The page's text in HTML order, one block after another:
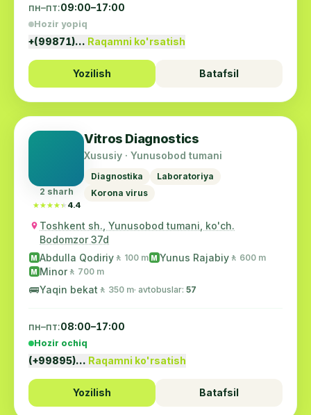
пн–пт:09:00–17:00
Hozir yopiq
+(99871)… Raqamni ko'rsatish
Yozilish Batafsil
2 sharh
★★★★★
★★★★★ 4.4
Vitros Diagnostics
Xususiy · Yunusobod tumani
Diagnostika
Laboratoriya
Korona virus
Toshkent sh., Yunusobod tumani, ko'ch.
Bodomzor 37d
M Abdulla Qodiriy 🚶 100 m M Yunus Rajabiy 🚶 600 m
M Minor 🚶 700 m
🚌Yaqin bekat 🚶 350 m· avtobuslar: 57
пн–пт:08:00–17:00
Hozir ochiq
(+99895)… Raqamni ko'rsatish
Yozilish Batafsil